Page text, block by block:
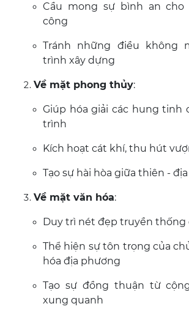
Cầu mong sự bình an
công
Tránh những điều không
trình xây dựng
Về mặt phong thủy:
Giúp hóa giải các hung tinh
trình
Kích hoạt cát khí, thu hút
Tạo sự hài hòa giữa thiên -
Về mặt văn hóa:
Duy trì nét đẹp truyền thống
Thể hiện sự tôn trọng của
hóa địa phương
Tạo sự đồng thuận từ
xung quanh